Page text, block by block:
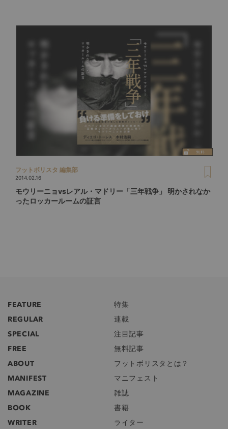
フットボリスタ 編集部
2014.02.16
モウリーニョvsレアル・マドリー「三年戦争」 明かされなか
ったロッカールームの証言
FEATURE
特集
REGULAR
連載
SPECIAL
注目記事
FREE
無料記事
ABOUT
フットボリスタとは？
MANIFEST
マニフェスト
MAGAZINE
雑誌
BOOK
書籍
WRITER
ライター